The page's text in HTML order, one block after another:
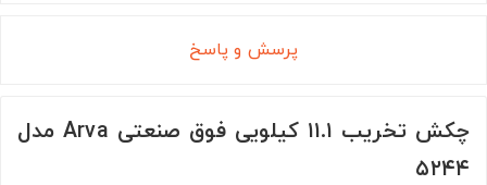
پرسش و پاسخ
چکش تخریب ۱۱.۱ کیلویی فوق صنعتی Arva مدل
۵۲۴۴